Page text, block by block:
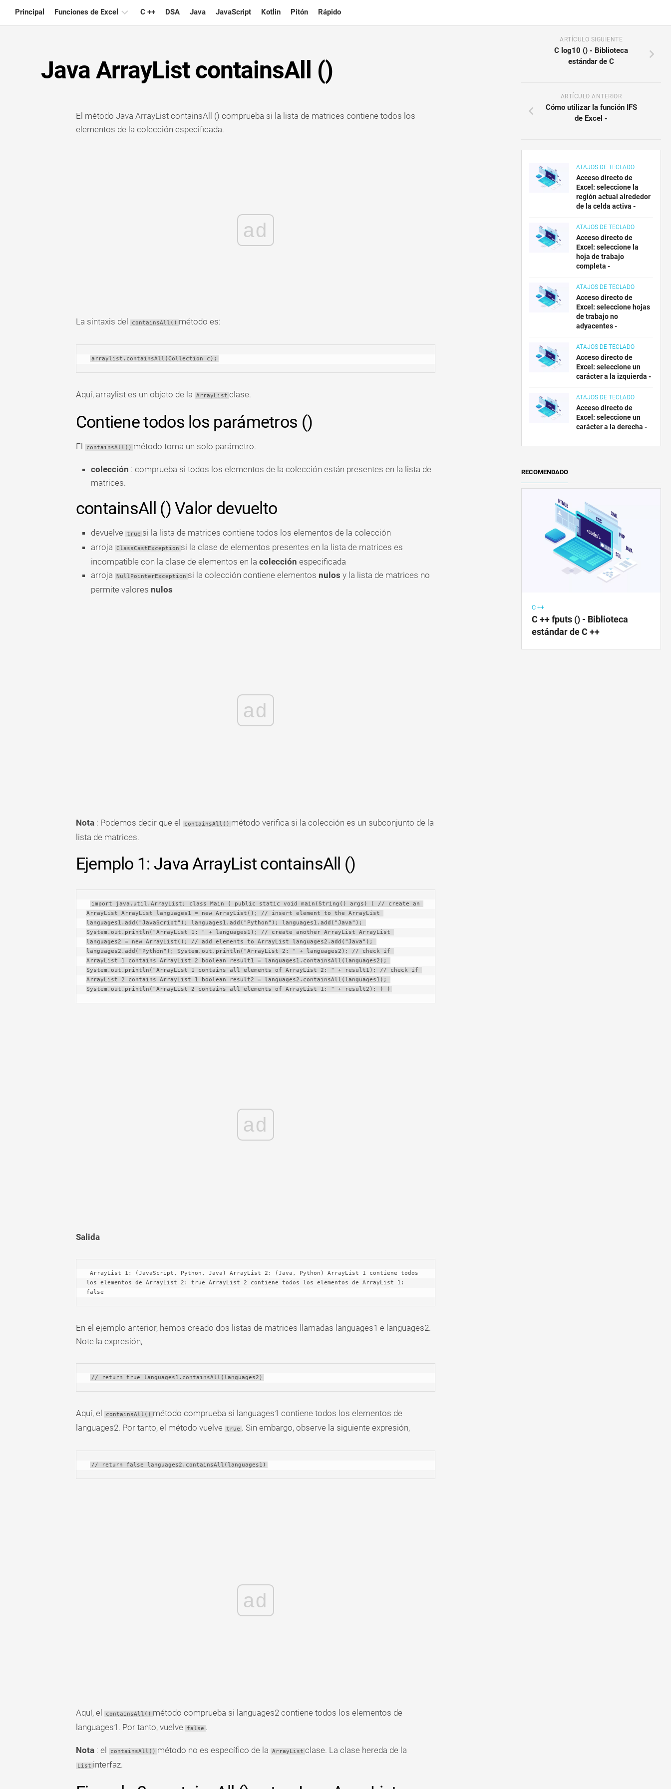
content
Principal Funciones de Excel
Consejos
de
Glosario
C ++ DSA Java JavaScript Kotlin Pitón Rápido
Java ArrayList containsAll ()
El método Java ArrayList containsAll () comprueba si la lista de matrices contiene todos los
elementos de la colección especificada.
ad
La sintaxis del containsAll() método es:
arraylist.containsAll(Collection c);
Aquí, arraylist es un objeto de la ArrayList clase.
Contiene todos los parámetros ()
El containsAll() método toma un solo parámetro.
colección : comprueba si todos los elementos de la colección están presentes en la lista de
matrices.
containsAll () Valor devuelto
devuelve true si la lista de matrices contiene todos los elementos de la colección
arroja
ClassCastException si la clase de elementos presentes en la lista de matrices es
incompatible con la clase de elementos en la colección especificada
arroja
NullPointerException si la colección contiene elementos nulos y la lista de matrices no
permite valores nulos
ad
Nota: Podemos decir que el containsAll() método verifica si la colección es un subconjunto de la
lista de matrices.
Ejemplo 1: Java ArrayList containsAll ()
import java.util.ArrayList; class Main ( public static void main(String() args) ( // create an
ArrayList ArrayList languages1 = new ArrayList(); // insert element to the ArrayList
languages1.add("JavaScript"); languages1.add("Python"); languages1.add("Java");
System.out.println("ArrayList 1: " + languages1); // create another ArrayList ArrayList
languages2 = new ArrayList(); // add elements to ArrayList languages2.add("Java");
languages2.add("Python"); System.out.println("ArrayList 2: " + languages2); // check if
ArrayList 1 contains ArrayList 2 boolean result1 = languages1.containsAll(languages2);
System.out.println("ArrayList 1 contains all elements of ArrayList 2: " + result1); // check if
ArrayList 2 contains ArrayList 1 boolean result2 = languages2.containsAll(languages1);
System.out.println("ArrayList 2 contains all elements of ArrayList 1: " + result2); ) )
ad
Salida
los elementos de ArrayList 2: true ArrayList 2 contiene todos los elementos de ArrayList 1:
false
En el ejemplo anterior, hemos creado dos listas de matrices llamadas languages1 e languages2.
Note la expresión,
// return true languages1.containsAll(languages2)
Aquí, el containsAll() método comprueba si languages1 contiene todos los elementos de
languages2. Por tanto, el método vuelve
true . Sin embargo, observe la siguiente expresión,
// return false languages2.containsAll(languages1)
ad
Aquí, el containsAll() método comprueba si languages2 contiene todos los elementos de
languages1. Por tanto, vuelve
false .
Nota: el containsAll() método no es específico de la ArrayList clase. La clase hereda de la
List interfaz.
ARTÍCULO SIGUIENTE
C log10 () - Biblioteca
estándar de C
ARTÍCULO ANTERIOR
Cómo utilizar la función IFS
de Excel -
ATAJOS DE TECLADO
Acceso directo de
Excel: seleccione la
región actual alrededor
de la celda activa -
ATAJOS DE TECLADO
Acceso directo de
Excel: seleccione la
hoja de trabajo
completa -
ATAJOS DE TECLADO
Acceso directo de
Excel: seleccione hojas
de trabajo no
adyacentes -
ATAJOS DE TECLADO
Acceso directo de
Excel: seleccione un
carácter a la izquierda -
ATAJOS DE TECLADO
Acceso directo de
Excel: seleccione un
carácter a la derecha -
RECOMENDADO
C ++
C ++ fputs () - Biblioteca
estándar de C ++